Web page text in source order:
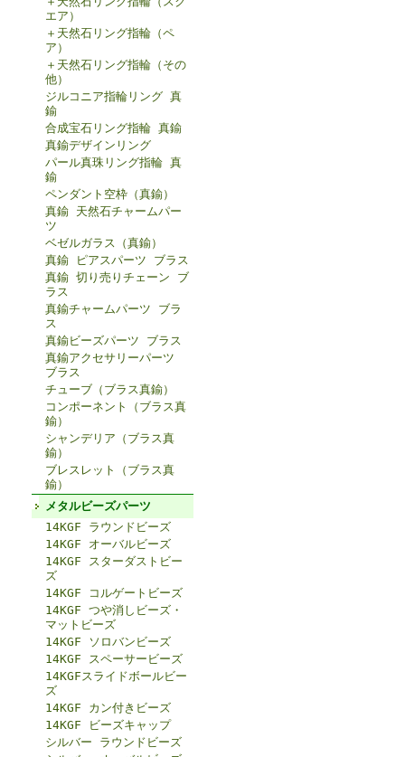
エア）
＋天然石リング指輪（ペ
ア）
＋天然石リング指輪（その
他）
ジルコニア指輪リング 真
鍮
合成宝石リング指輪 真鍮
真鍮デザインリング
パール真珠リング指輪 真
鍮
ペンダント空枠（真鍮）
真鍮 天然石チャームパー
ツ
ベゼルガラス（真鍮）
真鍮 ピアスパーツ ブラス
真鍮 切り売りチェーン ブ
ラス
真鍮チャームパーツ ブラ
ス
真鍮ビーズパーツ ブラス
真鍮アクセサリーパーツ
ブラス
チューブ（ブラス真鍮）
コンポーネント（ブラス真
鍮）
シャンデリア（ブラス真
鍮）
ブレスレット（ブラス真
鍮）
メタルビーズパーツ
14KGF ラウンドビーズ
14KGF オーバルビーズ
14KGF スターダストビー
ズ
14KGF コルゲートビーズ
14KGF つや消しビーズ・
マットビーズ
14KGF ソロバンビーズ
14KGF スペーサービーズ
14KGFスライドボールビー
ズ
14KGF カン付きビーズ
14KGF ビーズキャップ
シルバー ラウンドビーズ